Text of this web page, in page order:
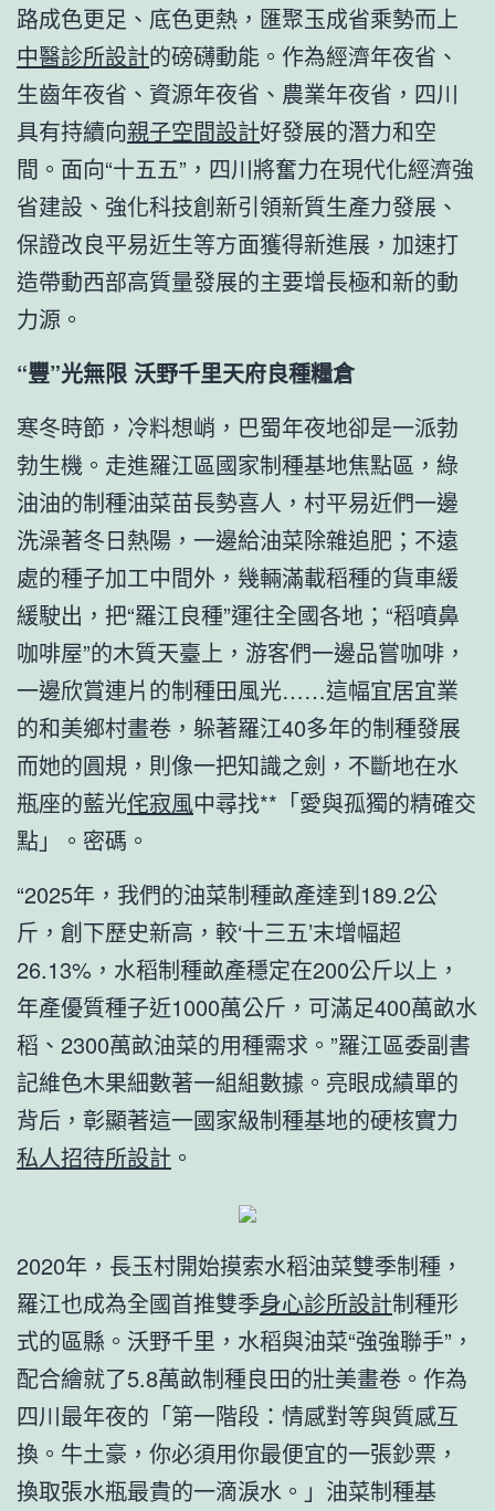
路成色更足、底色更熱，匯聚玉成省乘勢而上
中醫診所設計的磅礴動能。作為經濟年夜省、
生齒年夜省、資源年夜省、農業年夜省，四川
具有持續向親子空間設計好發展的潛力和空
間。面向“十五五”，四川將奮力在現代化經濟強
省建設、強化科技創新引領新質生產力發展、
保證改良平易近生等方面獲得新進展，加速打
造帶動西部高質量發展的主要增長極和新的動
力源。
“豐”光無限 沃野千里天府良種糧倉
寒冬時節，冷料想峭，巴蜀年夜地卻是一派勃
勃生機。走進羅江區國家制種基地焦點區，綠
油油的制種油菜苗長勢喜人，村平易近們一邊
洗澡著冬日熱陽，一邊給油菜除雜追肥；不遠
處的種子加工中間外，幾輛滿載稻種的貨車緩
緩駛出，把“羅江良種”運往全國各地；“稻噴鼻
咖啡屋”的木質天臺上，游客們一邊品嘗咖啡，
一邊欣賞連片的制種田風光……這幅宜居宜業
的和美鄉村畫卷，躲著羅江40多年的制種發展
而她的圓規，則像一把知識之劍，不斷地在水
瓶座的藍光侘寂風中尋找**「愛與孤獨的精確交
點」。密碼。
“2025年，我們的油菜制種畝產達到189.2公
斤，創下歷史新高，較‘十三五’末增幅超
26.13%，水稻制種畝產穩定在200公斤以上，
年產優質種子近1000萬公斤，可滿足400萬畝水
稻、2300萬畝油菜的用種需求。”羅江區委副書
記維色木果細數著一組組數據。亮眼成績單的
背后，彰顯著這一國家級制種基地的硬核實力
私人招待所設計 。
2020年，長玉村開始摸索水稻油菜雙季制種，
羅江也成為全國首推雙季身心診所設計制種形
式的區縣。沃野千里，水稻與油菜“強強聯手”，
配合繪就了5.8萬畝制種良田的壯美畫卷。作為
四川最年夜的「第一階段：情感對等與質感互
換。牛土豪，你必須用你最便宜的一張鈔票，
換取張水瓶最貴的一滴淚水。」油菜制種基